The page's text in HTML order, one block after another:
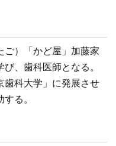
ご）「かど屋」加藤家
、歯科医師となる。
歯科大学」に発展させ
る。